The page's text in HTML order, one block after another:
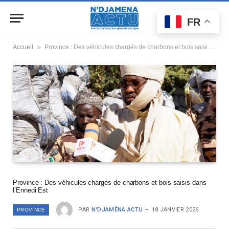
Accueil » Province : Des véhicules chargés de charbons et bois saisis dans l’Ennedi Est
Province : Des véhicules chargés de charbons et bois saisis dans
l’Ennedi Est
PROVINCE PAR N'DJAMÉNA ACTU 18 JANVIER 2026
FR